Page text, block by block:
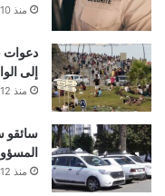
منذ 10 ساعات
دعوات
إلى
منذ 12 ساعة
سائقو
منذ 12 ساعة